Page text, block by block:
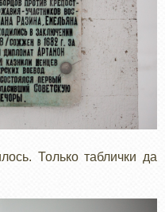
Только таблички да